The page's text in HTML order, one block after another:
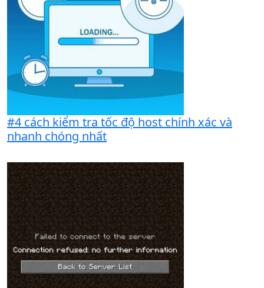
#4 cách kiểm tra tốc độ host chính xác và
nhanh chóng nhất